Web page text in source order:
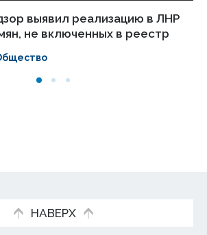
выявил реализацию в ЛНР
не включенных в реестр
НАВЕРХ